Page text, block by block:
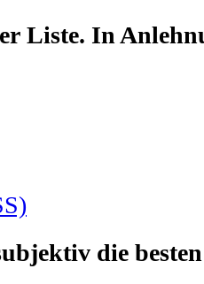
Liste. In
die